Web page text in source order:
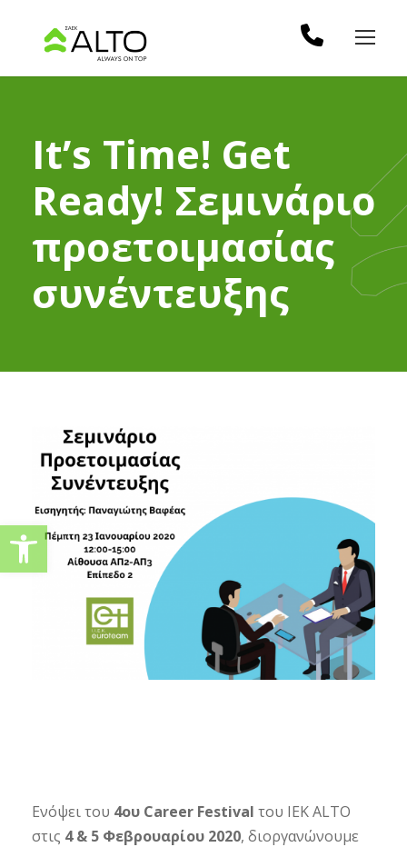
It’s Time! Get
Ready! Σεμινάριο
προετοιμασίας
συνέντευξης
Ενόψει του 4ου Career Festival του IEK ALTO
στις 4 & 5 Φεβρουαρίου 2020, διοργανώνουμε
Ανοίξτε τη γραμμή